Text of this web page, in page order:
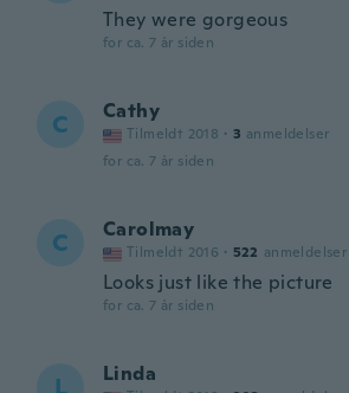
They were gorgeous
for ca. 7 år siden
C Cathy
Tilmeldt 2018 · 3 anmeldelser
for ca. 7 år siden
C Carolmay
Tilmeldt 2016 · 522 anmeldelser
Looks just like the picture
for ca. 7 år siden
Linda